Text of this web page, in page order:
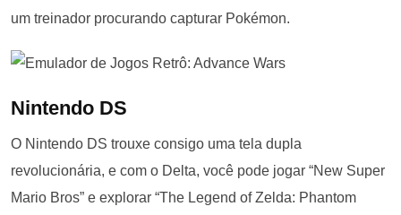
um treinador procurando capturar Pokémon.
Nintendo DS
O Nintendo DS trouxe consigo uma tela dupla
revolucionária, e com o Delta, você pode jogar “New Super
Mario Bros” e explorar “The Legend of Zelda: Phantom